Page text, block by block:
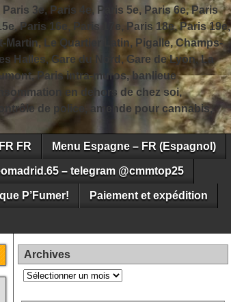
3e, Paris 4e, Paris 5e, Paris 6e, Paris
Paris 16e, Paris 17e, Paris 18e, Paris 19e,
Martin, Le Quartier Latin, Pigalle, Champs-
Halles, Gare du Nord, Gare de Lyon, La
Paris intra-muros, banlieue
en dehors de chez soi,
de police, amende pour cannabis,
FR Menu Espagne – FR (Espagnol)
– telegram @cmmtop25
P’Fumer! Paiement et expédition
Archives
Archives